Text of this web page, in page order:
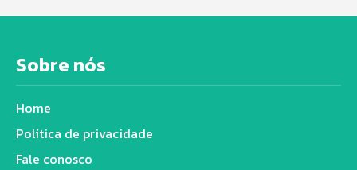
Sobre nós
Home
Política de privacidade
Fale conosco